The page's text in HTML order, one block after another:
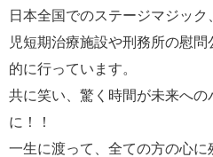
日本全国でのステージマジッ
児短期治療施設や刑務所の慰問
的に行っています。
共に笑い、驚く時間が未来への
に！！
一生に渡って、全ての方の心